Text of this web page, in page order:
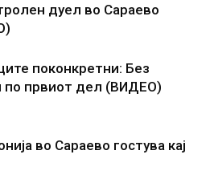
дуел во Сараево
поконкретни: Без
по првиот дел (ВИДЕО)
во Сараево гостува кај